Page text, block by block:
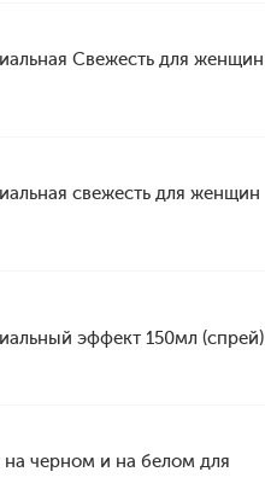
Свежесть для женщин
свежесть для женщин
эффект 150мл (спрей)
черном и на белом для